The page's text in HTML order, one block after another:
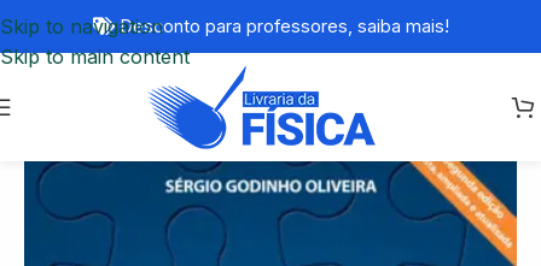
Skip to navigation
Skip to main content
Desconto para professores, saiba mais!